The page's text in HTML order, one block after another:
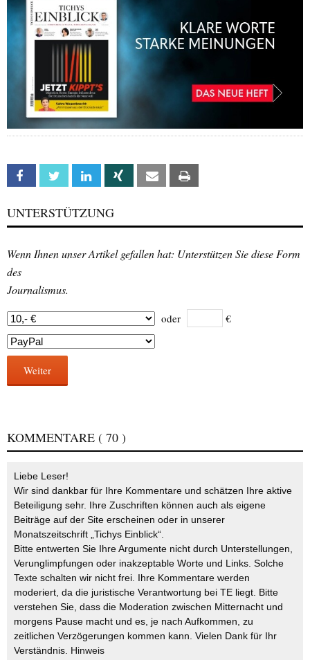
Facebook Twitter Linkedin Xing Email
UNTERSTÜTZUNG
Wenn Ihnen unser Artikel gefallen hat: Unterstützen Sie diese Form
des
Journalismus.
oder €
Weiter
KOMMENTARE ( 70 )
Liebe Leser!
Wir sind dankbar für Ihre Kommentare und schätzen Ihre aktive
Beteiligung sehr. Ihre Zuschriften können auch als eigene
Beiträge auf der Site erscheinen oder in unserer
Monatszeitschrift „Tichys Einblick“.
Bitte entwerten Sie Ihre Argumente nicht durch Unterstellungen,
Verunglimpfungen oder inakzeptable Worte und Links. Solche
Texte schalten wir nicht frei. Ihre Kommentare werden
moderiert, da die juristische Verantwortung bei TE liegt. Bitte
verstehen Sie, dass die Moderation zwischen Mitternacht und
morgens Pause macht und es, je nach Aufkommen, zu
zeitlichen Verzögerungen kommen kann. Vielen Dank für Ihr
Verständnis. Hinweis